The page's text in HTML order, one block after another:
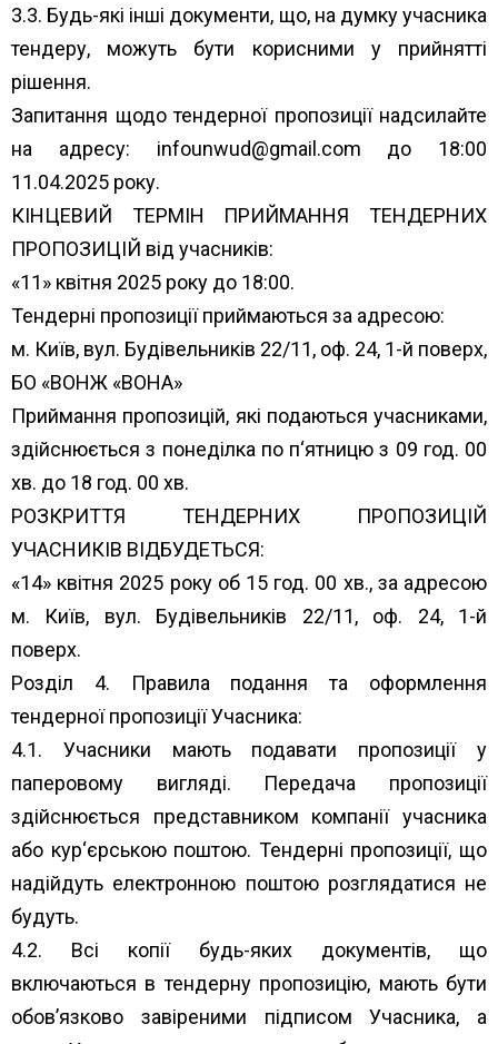
3.3. Будь-які інші документи, що, на думку учасника
тендеру, можуть бути корисними у прийнятті
рішення.
Запитання щодо тендерної пропозиції надсилайте
на адресу: infounwud@gmail.com до 18:00
11.04.2025 року.
КІНЦЕВИЙ ТЕРМІН ПРИЙМАННЯ ТЕНДЕРНИХ
ПРОПОЗИЦІЙ від учасників:
«11» квітня 2025 року до 18:00.
Тендерні пропозиції приймаються за адресою:
м. Київ, вул. Будівельників 22/11, оф. 24, 1-й поверх,
БО «ВОНЖ «ВОНА»
Приймання пропозицій, які подаються учасниками,
здійснюється з понеділка по п‘ятницю з 09 год. 00
хв. до 18 год. 00 хв.
РОЗКРИТТЯ ТЕНДЕРНИХ ПРОПОЗИЦІЙ
УЧАСНИКІВ ВІДБУДЕТЬСЯ:
«14» квітня 2025 року об 15 год. 00 хв., за адресою
м. Київ, вул. Будівельників 22/11, оф. 24, 1-й
поверх.
Розділ 4. Правила подання та оформлення
тендерної пропозиції Учасника:
4.1. Учасники мають подавати пропозиції у
паперовому вигляді. Передача пропозиції
здійснюється представником компанії учасника
або кур‘єрською поштою. Тендерні пропозиції, що
надійдуть електронною поштою розглядатися не
будуть.
4.2. Всі копії будь-яких документів, що
включаються в тендерну пропозицію, мають бути
обов’язково завіреними підписом Учасника, а